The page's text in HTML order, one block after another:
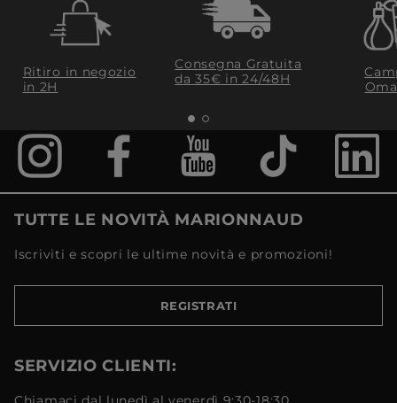
Ritiro in negozio
in 2H
Consegna Gratuita
da 35€​ in 24/48H
TUTTE LE NOVITÀ MARIONNAUD
Iscriviti e scopri le ultime novità e promozioni!
REGISTRATI
SERVIZIO CLIENTI: